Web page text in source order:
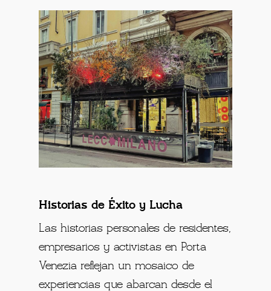
Historias de Éxito y Lucha
Las historias personales de residentes,
empresarios y activistas en Porta
Venezia reflejan un mosaico de
experiencias que abarcan desde el